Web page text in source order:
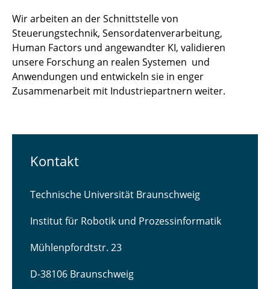
Wir arbeiten an der Schnittstelle von
Steuerungstechnik, Sensordatenverarbeitung,
Human Factors und angewandter KI, validieren
unsere Forschung an realen Systemen und
Anwendungen und entwickeln sie in enger
Zusammenarbeit mit Industriepartnern weiter.
Kontakt
Technische Universität Braunschweig
Institut für Robotik und Prozessinformatik
Mühlenpfordtstr. 23
D-38106 Braunschweig